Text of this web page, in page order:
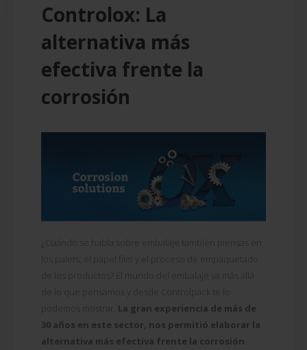
Controlox: La
alternativa más
efectiva frente la
corrosión
¿Cuándo se habla sobre embalaje también piensas en
los palets, el papel film y el proceso de empaquetado
de los productos? El mundo del embalaje va más allá
de lo que pensamos y desde Controlpack te lo
podemos mostrar. La gran experiencia de más de
30 años en este sector, nos permitió elaborar la
alternativa más efectiva frente la corrosión